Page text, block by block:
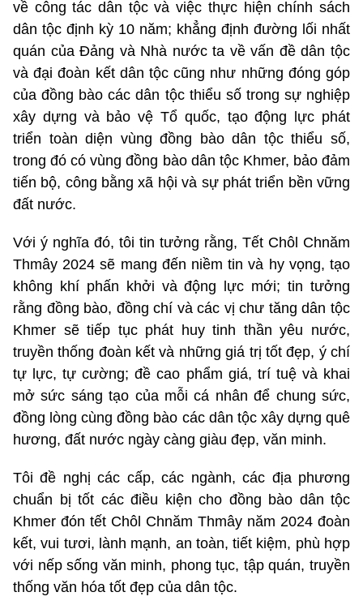
về công tác dân tộc và việc thực hiện chính sách
dân tộc định kỳ 10 năm; khẳng định đường lối nhất
quán của Đảng và Nhà nước ta về vấn đề dân tộc
và đại đoàn kết dân tộc cũng như những đóng góp
của đồng bào các dân tộc thiểu số trong sự nghiệp
xây dựng và bảo vệ Tổ quốc, tạo động lực phát
triển toàn diện vùng đồng bào dân tộc thiểu số,
trong đó có vùng đồng bào dân tộc Khmer, bảo đảm
tiến bộ, công bằng xã hội và sự phát triển bền vững
đất nước.
Với ý nghĩa đó, tôi tin tưởng rằng, Tết Chôl Chnăm
Thmây 2024 sẽ mang đến niềm tin và hy vọng, tạo
không khí phấn khởi và động lực mới; tin tưởng
rằng đồng bào, đồng chí và các vị chư tăng dân tộc
Khmer sẽ tiếp tục phát huy tinh thần yêu nước,
truyền thống đoàn kết và những giá trị tốt đẹp, ý chí
tự lực, tự cường; đề cao phẩm giá, trí tuệ và khai
mở sức sáng tạo của mỗi cá nhân để chung sức,
đồng lòng cùng đồng bào các dân tộc xây dựng quê
hương, đất nước ngày càng giàu đẹp, văn minh.
Tôi đề nghị các cấp, các ngành, các địa phương
chuẩn bị tốt các điều kiện cho đồng bào dân tộc
Khmer đón tết Chôl Chnăm Thmây năm 2024 đoàn
kết, vui tươi, lành mạnh, an toàn, tiết kiệm, phù hợp
với nếp sống văn minh, phong tục, tập quán, truyền
thống văn hóa tốt đẹp của dân tộc.